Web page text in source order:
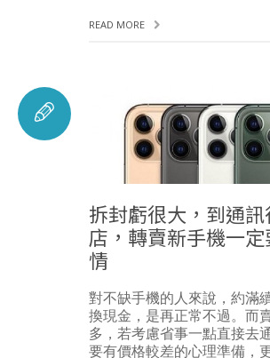
READ MORE
拆封虧很大，到通
店，轉賣新手機一
情
對不缺手機的人來說，約滿
換現金，是再正常不過。而
多，若考慮省事一點直接去
要有價格較差的心理準備，